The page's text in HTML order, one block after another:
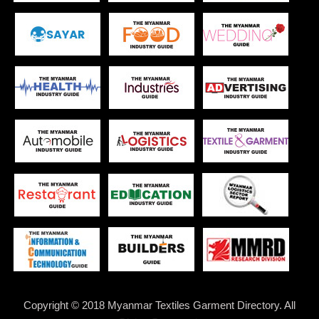
Copyright © 2018 Myanmar Textiles Garment Directory. All